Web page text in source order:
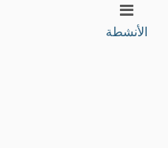
الأنشطة